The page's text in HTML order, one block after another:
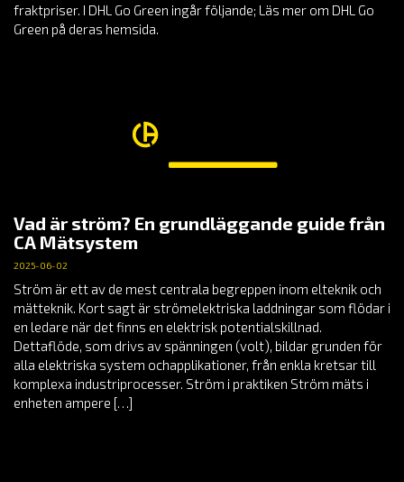
fraktpriser. I DHL Go Green ingår följande; Läs mer om DHL Go
Green på deras hemsida.
Vad är ström? En grundläggande guide från
CA Mätsystem
2025-06-02
Ström är ett av de mest centrala begreppen inom elteknik och
mätteknik. Kort sagt är strömelektriska laddningar som flödar i
en ledare när det finns en elektrisk potentialskillnad.
Dettaflöde, som drivs av spänningen (volt), bildar grunden för
alla elektriska system ochapplikationer, från enkla kretsar till
komplexa industriprocesser. Ström i praktiken Ström mäts i
enheten ampere […]